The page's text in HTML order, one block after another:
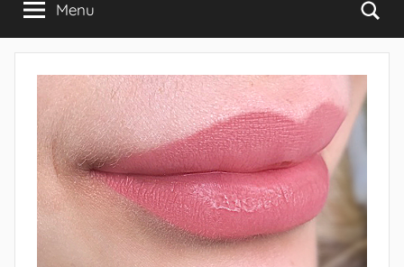
Menu